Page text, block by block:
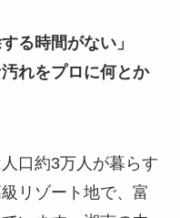
る時間がない」
れをプロに何とか
口約3万人が暮らす
リゾート地で、富